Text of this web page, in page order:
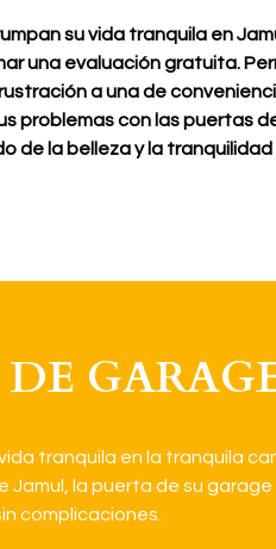
su vida tranquila en
una evaluación gratuita.
a una de
problemas con las puertas
de la belleza y la
tranquila en la tranquila
la puerta de su
complicaciones.